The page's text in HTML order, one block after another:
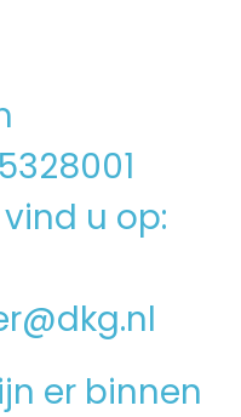
u op:
er binnen